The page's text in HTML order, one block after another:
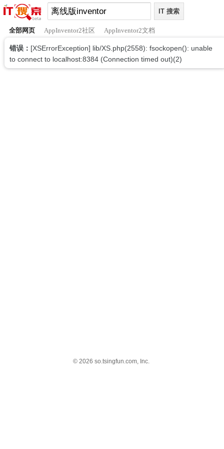
全部网页 AppInventor2社区 AppInventor2文档
错误： [XSErrorException] lib/XS.php(2558): fsockopen(): unable
to connect to localhost:8384 (Connection timed out)(2)
© 2026 so.tsingfun.com, Inc.